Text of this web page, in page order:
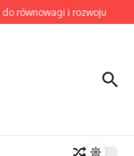
równowagi i rozwoju